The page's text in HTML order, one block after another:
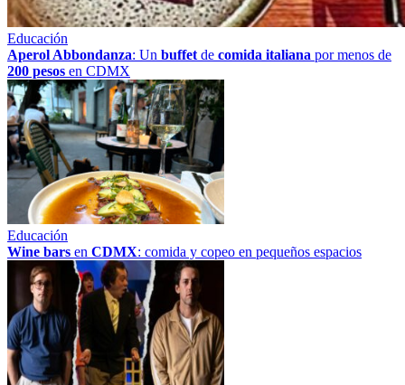
Educación
Aperol Abbondanza: Un buffet de comida italiana por menos de
200 pesos en CDMX
Educación
Wine bars en CDMX: comida y copeo en pequeños espacios